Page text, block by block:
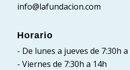
info@lafundacion.com
Horario
- De lunes a jueves de 7:30h
- Viernes de 7:30h a 14h